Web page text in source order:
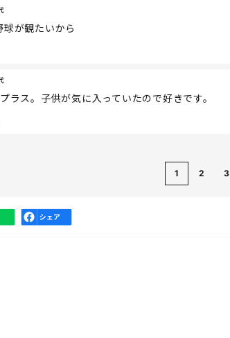
が観たいから
ラス。子供が気に入っていたので好きです。
1 2 3